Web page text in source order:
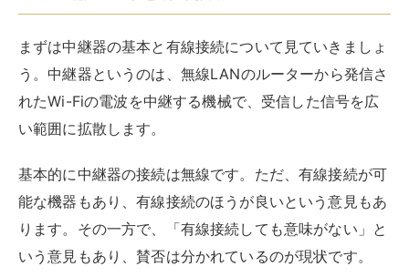
有線接続のメリットとデメリット
中継器の有線接続には、メリットとデメリットがありま
す。中継器の有線接続のメリットとデメリットについ
有線接続のメリット
有線接続のメリットとしては、無線接続に比べて通信が